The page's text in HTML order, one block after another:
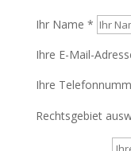
Ihr Name *
Ihre E-Mail-
Ihre
Rechtsgebiet